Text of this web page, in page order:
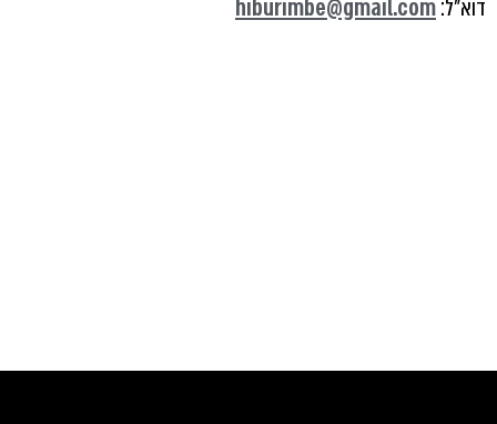
דוא"ל:hiburimbe@gmail.com